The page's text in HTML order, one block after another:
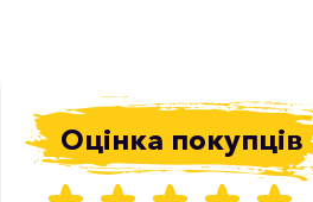
Оцінка покупців